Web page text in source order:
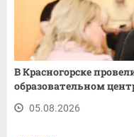
В Красногорске
образовательном
05.08.2026